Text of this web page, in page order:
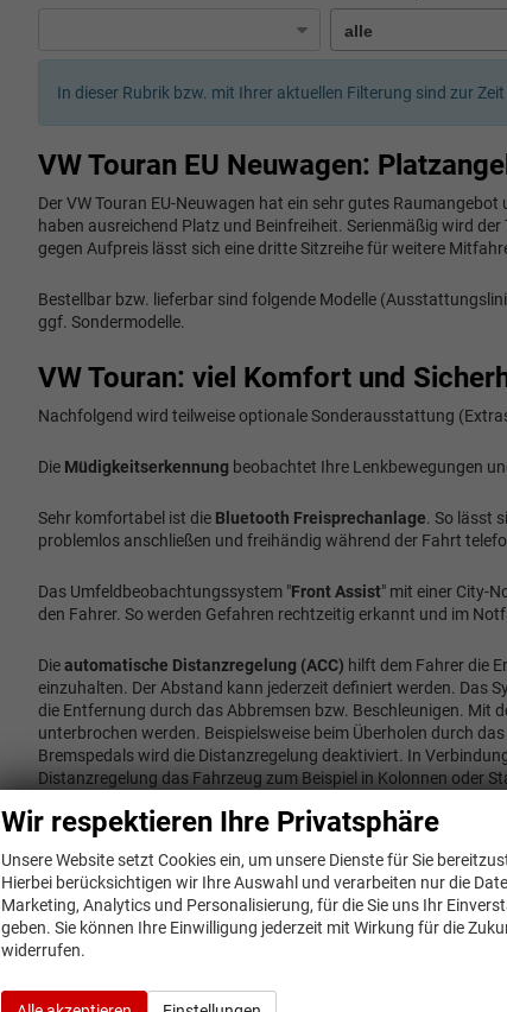
In dieser Rubrik bzw. mit Ihrer aktuellen Filterung sind zur
VW Touran EU Neuwagen:
Der VW Touran EU-Neuwagen hat ein sehr gutes
haben ausreichend Platz und Beinfreiheit. Serienmäßig wird
gegen Aufpreis lässt sich eine dritte Sitzreihe für weitere
Bestellbar bzw. lieferbar sind folgende Modelle
ggf. Sondermodelle.
VW Touran: viel Komfort und
Nachfolgend wird teilweise optionale Sonderausstattung
Die Müdigkeitserkennung beobachtet Ihre Lenkbewegungen
Sehr komfortabel ist die Bluetooth Freisprechanlage. So lässt
problemlos anschließen und freihändig während der Fahrt
Das Umfeldbeobachtungssystem "Front Assist" mit einer City-
den Fahrer. So werden Gefahren rechtzeitig erkannt und im
Dieautomatische Distanzregelung (ACC) hilft dem Fahrer die
einzuhalten. Der Abstand kann jederzeit definiert werden. Das
die Entfernung durch das Abbremsen bzw. Beschleunigen. Mit
unterbrochen werden. Beispielsweise beim Überholen durch
Bremspedals wird die Distanzregelung deaktiviert. In
Distanzregelung das Fahrzeug zum Beispiel in Kolonnen oder
VW Touran Reimport mit großem
VW Touranist ein Kompaktvan, der viel Platz und Komfort
Nutzwert, egal ob Sie einen Familienausflug unternehmen oder
kompakten Maßen ist der Touran langstreckentauglich und hat
Herstellergarantie beim VW Touran
Wir respektieren Ihre Privatsphäre
Unsere Website setzt Cookies ein, um unsere Dienste für Sie
Hierbei berücksichtigen wir Ihre Auswahl und verarbeiten nur die
Marketing, Analytics und Personalisierung, für die Sie uns Ihr
geben. Sie können Ihre Einwilligung jederzeit mit Wirkung für die
widerrufen.